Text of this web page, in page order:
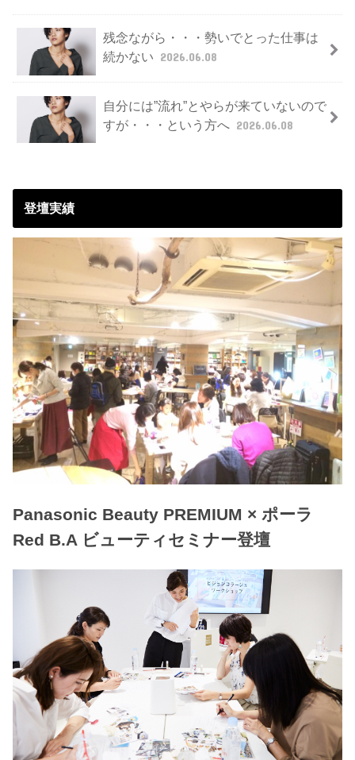
残念ながら・・・勢いでとった仕事は
続かない 2026.06.08
自分には”流れ”とやらが来ていないので
すが・・・という方へ 2026.06.08
登壇実績
Panasonic Beauty PREMIUM × ポーラ
Red B.A ビューティセミナー登壇